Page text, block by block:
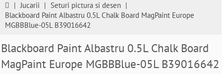
| Jucarii | Seturi pictura si desen |
Blackboard Paint Albastru 0.5L Chalk Board MagPaint Europe
MGBBBlue-05L B39016642
Blackboard Paint Albastru 0.5L Chalk Board
MagPaint Europe MGBBBlue-05L B39016642